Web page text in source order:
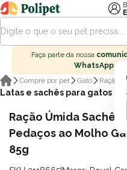
Faça parte da nossa
WhatsApp
Compre por pet
Gato Ração
Latas e sachês para gatos
Ração Úmida Sachê
Pedaços ao Molho
85g